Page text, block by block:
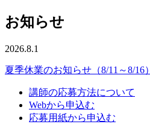
お知らせ
2026.8.1
夏季休業のお知らせ（8/11～8/16）
講師の応募方法について
Webから申込む
応募用紙から申込む